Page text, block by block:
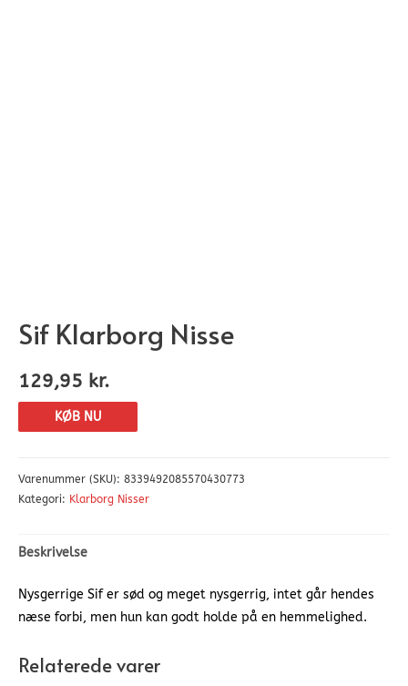
Sif Klarborg Nisse
129,95 kr.
KØB NU
Varenummer (SKU): 8339492085570430773
Kategori: Klarborg Nisser
Beskrivelse
Nysgerrige Sif er sød og meget nysgerrig, intet går hendes
næse forbi, men hun kan godt holde på en hemmelighed.
Relaterede varer